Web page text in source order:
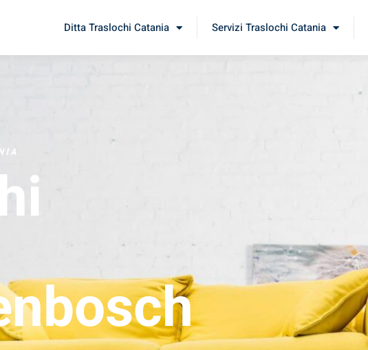
Ditta Traslochi Catania Servizi Traslochi Catania